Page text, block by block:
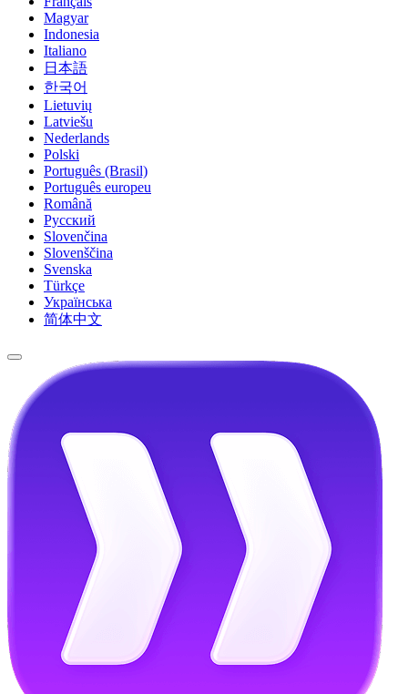
Magyar
Indonesia
Italiano
日本語
한국어
Lietuvių
Latviešu
Nederlands
Polski
Português (Brasil)
Português europeu
Română
Русский
Slovenčina
Slovenščina
Svenska
Türkçe
Українська
简体中文